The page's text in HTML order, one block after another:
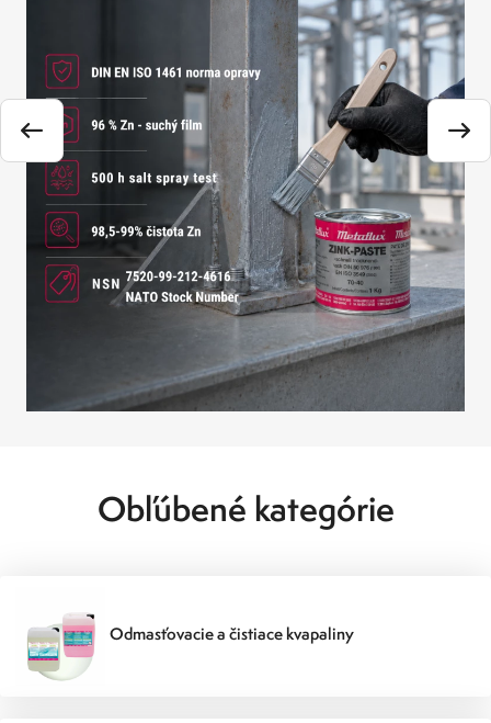
Obľúbené kategórie
Odmasťovacie a čistiace kvapaliny